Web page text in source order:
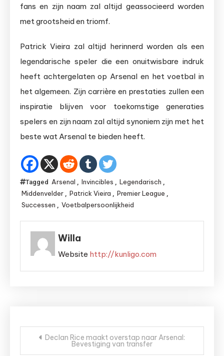
fans en zijn naam zal altijd geassocieerd worden
met grootsheid en triomf.
Patrick Vieira zal altijd herinnerd worden als een
legendarische speler die een onuitwisbare indruk
heeft achtergelaten op Arsenal en het voetbal in
het algemeen. Zijn carrière en prestaties zullen een
inspiratie blijven voor toekomstige generaties
spelers en zijn naam zal altijd synoniem zijn met het
beste wat Arsenal te bieden heeft.
Tagged Arsenal , Invincibles , Legendarisch ,
Middenvelder , Patrick Vieira , Premier League ,
Successen , Voetbalpersoonlijkheid
Willa
Website http://kunligo.com
Bericht
navigatie
Declan Rice maakt overstap naar Arsenal:
Bevestiging van transfer